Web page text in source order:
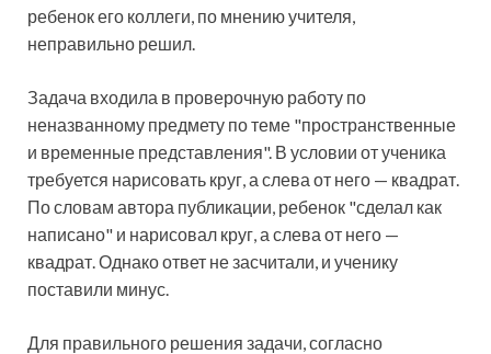
ребенок его коллеги, по мнению учителя,
неправильно решил.
Задача входила в проверочную работу по
неназванному предмету по теме "пространственные
и временные представления". В условии от ученика
требуется нарисовать круг, а слева от него — квадрат.
По словам автора публикации, ребенок "сделал как
написано" и нарисовал круг, а слева от него —
квадрат. Однако ответ не засчитали, и ученику
поставили минус.
Для правильного решения задачи, согласно